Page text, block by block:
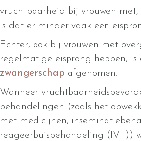
vruchtbaarheid bij vrouwen met,
is dat er minder vaak een
Echter, ook bij vrouwen met
regelmatige eisprong hebben, is
zwangerschap afgenomen.
Wanneer
behandelingen (zoals het
met medicijnen,
reageerbuisbehandeling (IVF))